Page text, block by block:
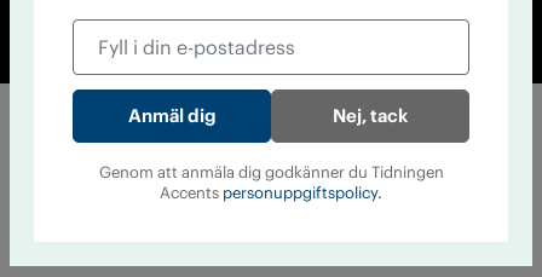
Cookiepolicy
Personuppgiftspolicy
Nej, tack
Genom att anmäla dig godkänner du Tidningen
Accents personuppgiftspolicy.